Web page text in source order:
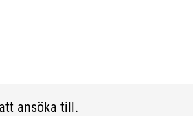
ansöka till.